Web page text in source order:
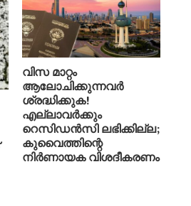
വിസ മാറ്റം
ആലോചിക്കുന്നവർ
ശ്രദ്ധിക്കുക!
എല്ലാവർക്കും
റെസിഡൻസി ലഭിക്കില്ല;
കുവൈത്തിന്റെ
നിർണായക വിശദീകരണം